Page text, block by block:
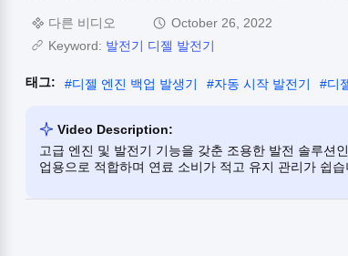
다른 비디오
October 26, 2022
Keyword: 발전기 디젤 발전기
태그: #디젤 엔진 백업 발생기 #자동 시작 발전기 #디
Video Description:
고급 엔진 및 발전기 기능을 갖춘 조용한 발전 솔루션
업용으로 적합하며 연료 소비가 적고 유지 관리가 쉽습